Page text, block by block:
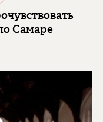
Самаре